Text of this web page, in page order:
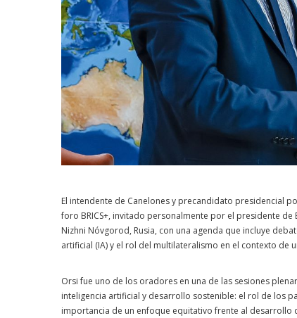
El intendente de Canelones y precandidato presidencial
foro BRICS+, invitado personalmente por el presidente de
Nizhni Nóvgorod, Rusia, con una agenda que incluye
artificial (IA) y el rol del multilateralismo en el contexto de
Orsi fue uno de los oradores en una de las sesiones
inteligencia artificial y desarrollo sostenible: el rol de los
importancia de un enfoque equitativo frente al